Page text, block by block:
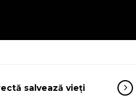
salvează vieți